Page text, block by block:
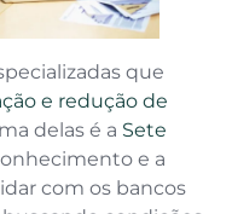
que
e redução de
delas é a Sete
e a
com os bancos